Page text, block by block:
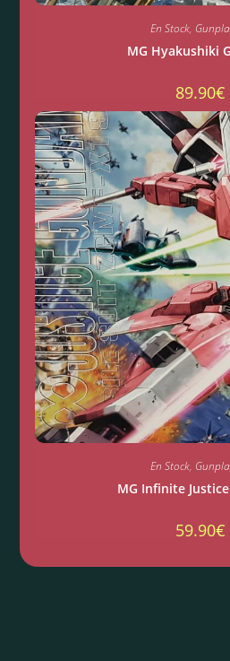
En Stock, Gunpla
MG Hyakushiki
89.90€
En Stock, Gunpla
MG Infinite
59.90€